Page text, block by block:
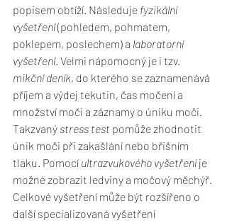
popisem obtíží. Následuje fyzikální
vyšetření (pohledem, pohmatem,
poklepem, poslechem) a laboratorní
vyšetření. Velmi nápomocný je i tzv.
mikční deník, do kterého se zaznamenává
příjem a výdej tekutin, čas močení a
množství moči a záznamy o úniku moči.
Takzvaný stress test pomůže zhodnotit
únik moči při zakašlání nebo břišním
tlaku. Pomocí ultrazvukového vyšetření je
možné zobrazit ledviny a močový měchýř.
Celkové vyšetření může být rozšířeno o
další specializovaná vyšetření